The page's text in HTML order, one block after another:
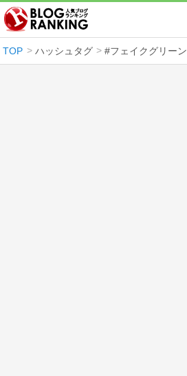
TOP ハッシュタグ #フェイクグリーン